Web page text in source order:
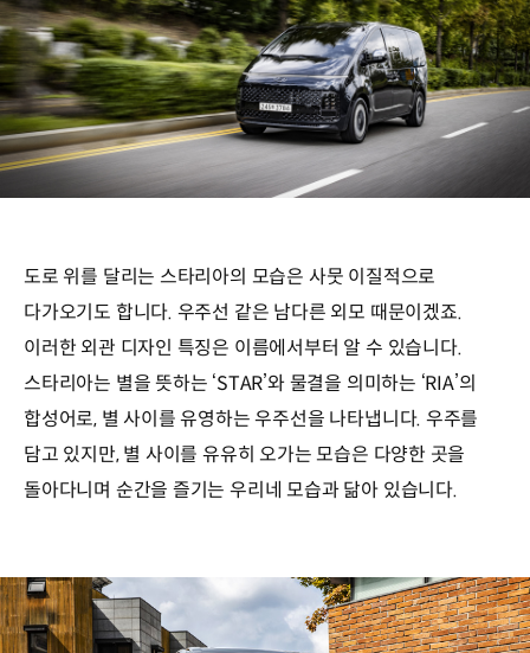
도로 위를 달리는 스타리아의 모습은 사뭇 이질적으로
다가오기도 합니다. 우주선 같은 남다른 외모 때문이겠죠.
이러한 외관 디자인 특징은 이름에서부터 알 수 있습니다.
스타리아는 별을 뜻하는 ‘STAR’와 물결을 의미하는 ‘RIA’의
합성어로, 별 사이를 유영하는 우주선을 나타냅니다. 우주를
담고 있지만, 별 사이를 유유히 오가는 모습은 다양한 곳을
돌아다니며 순간을 즐기는 우리네 모습과 닮아 있습니다.